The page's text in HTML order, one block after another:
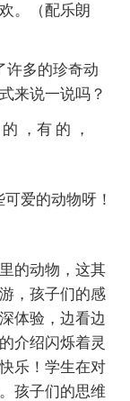
。（配乐朗
许多的珍奇动
来说一说吗？
，有 的 ，
爱的动物呀！
的动物，这其
，孩子们的感
体验，边看边
介绍闪烁着灵
乐！学生在对
孩子们的思维